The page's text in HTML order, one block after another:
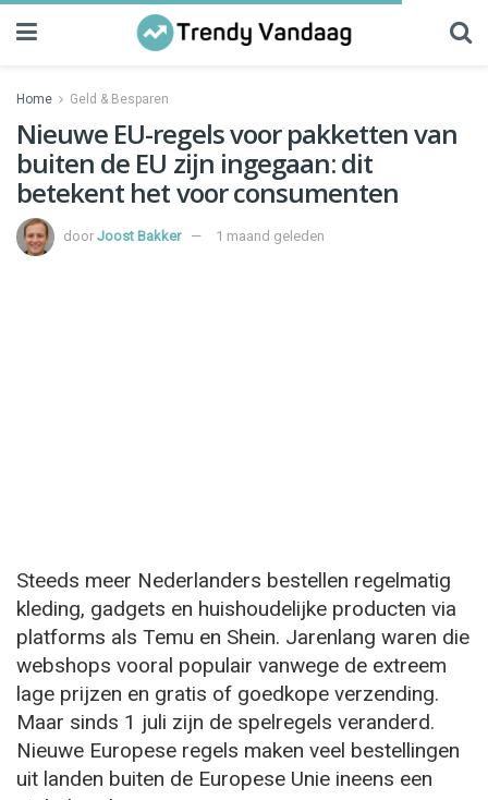
Home Geld & Besparen
Nieuwe EU-regels voor pakketten van
buiten de EU zijn ingegaan: dit
betekent het voor consumenten
door Joost Bakker 1 maand geleden
Steeds meer Nederlanders bestellen regelmatig
kleding, gadgets en huishoudelijke producten via
platforms als Temu en Shein. Jarenlang waren die
webshops vooral populair vanwege de extreem
lage prijzen en gratis of goedkope verzending.
Maar sinds 1 juli zijn de spelregels veranderd.
Nieuwe Europese regels maken veel bestellingen
uit landen buiten de Europese Unie ineens een